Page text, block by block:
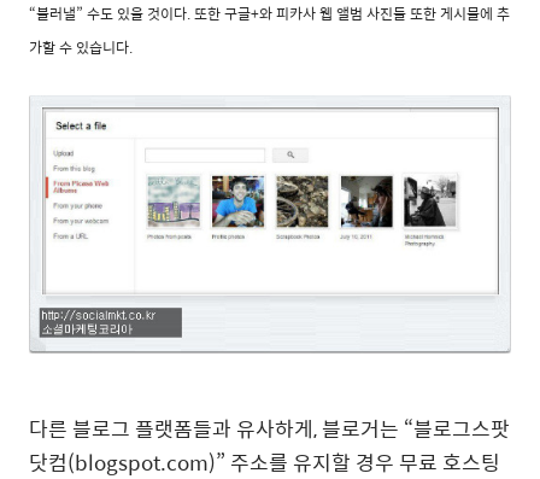
“불러낼” 수도 있을 것이다. 또한 구글+와 피카사 웹 앨범 사진들 또한 게시물에 추
가할 수 있습니다.
다른 블로그 플랫폼들과 유사하게, 블로거는 “블로그스팟
닷컴(blogspot.com)” 주소를 유지할 경우 무료 호스팅